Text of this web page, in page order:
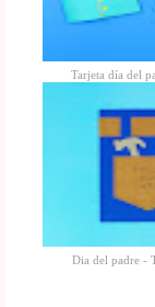
Tarjeta día del
Dia del padre -